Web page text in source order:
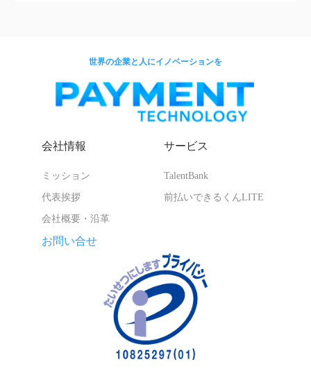
世界の企業と人にイノベーションを
会社情報
ミッション
代表挨拶
会社概要・沿革
サービス
TalentBank
前払いできるくんLITE
お問い合せ